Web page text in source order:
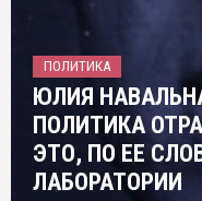
ПОЛИТИКА
ЮЛИЯ
ПОЛИТИКА
ЭТО, ПО ЕЕ
ЛАБОРАТОРИИ